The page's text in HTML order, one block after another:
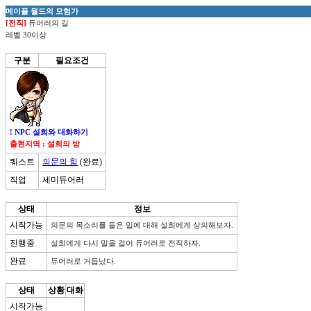
메이플 월드의 모험가
[전직] 듀어러의 길
레벨 30이상
구분 필요조건
! NPC 설희와 대화하기
출현지역 : 설희의 방
퀘스트 의문의 힘 (완료)
직업
세미듀어러
상태
정보
시작가능
의문의 목소리를 들은 일에 대해 설희에게 상의해보자.
진행중 설희에게 다시 말을 걸어 듀어러로 전직하자.
완료 듀어러로 거듭났다.
상태 상황 대화
시작가능